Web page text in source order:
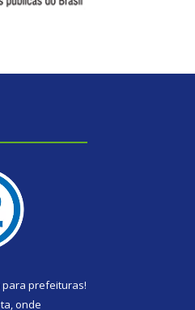
para prefeituras!
onde